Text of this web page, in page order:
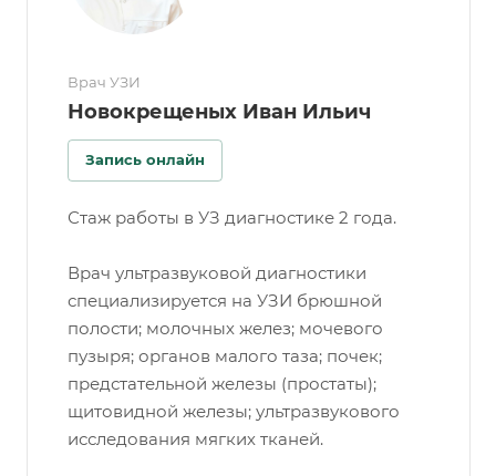
Врач УЗИ
Новокрещеных Иван Ильич
Запись онлайн
Стаж работы в УЗ диагностике 2 года.
Врач ультразвуковой диагностики
специализируется на УЗИ брюшной
полости; молочных желез; мочевого
пузыря; органов малого таза; почек;
предстательной железы (простаты);
щитовидной железы; ультразвукового
исследования мягких тканей.